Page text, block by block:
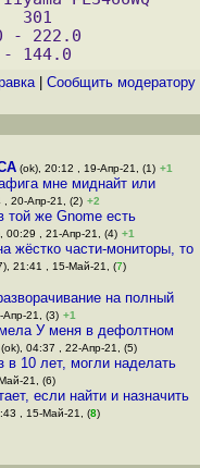
301
- 222.0
144.0
| Cообщить модератору
(ok), 20:12 , 19-Апр-21, (1) +1
мне миднайт или
20-Апр-21, (2) +2
той же Gnome есть
00:29 , 21-Апр-21, (4) +1
жёстко части-мониторы, то
21:41 , 15-Май-21, (7)
на полный
Апр-21, (3) +1
У меня в дефолтном
04:37 , 22-Апр-21, (5)
в 10 лет, могли наделать
21, (6)
если найти и назначить
, 15-Май-21, (8)